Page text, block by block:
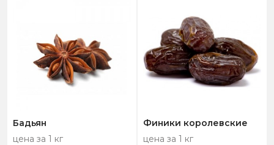
Бадьян
цена за 1 кг
Финики королевские
цена за 1 кг